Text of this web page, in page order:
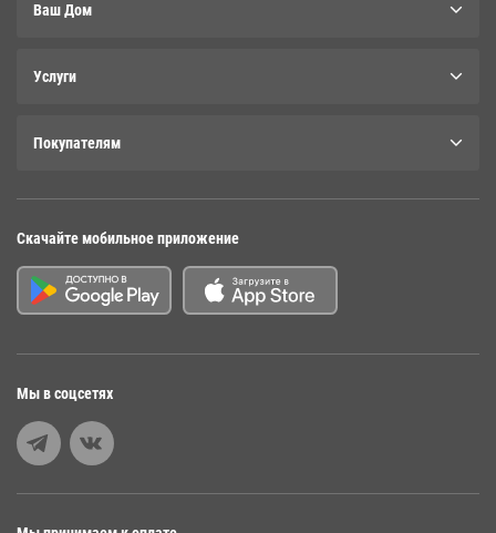
Ваш Дом
Услуги
Покупателям
Скачайте мобильное приложение
Мы в соцсетях